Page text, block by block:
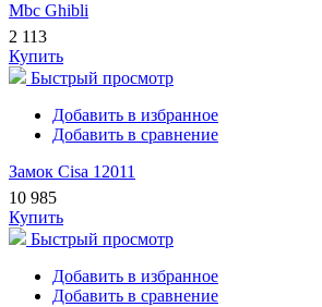
Mbc Ghibli
2 113
Купить
Быстрый просмотр
Добавить в избранное
Добавить в сравнение
Замок Cisa 12011
10 985
Купить
Быстрый просмотр
Добавить в избранное
Добавить в сравнение